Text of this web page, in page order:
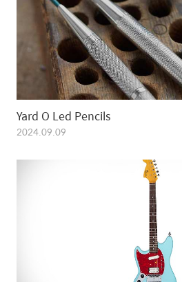
Yard O Led Pencils
2024.09.09